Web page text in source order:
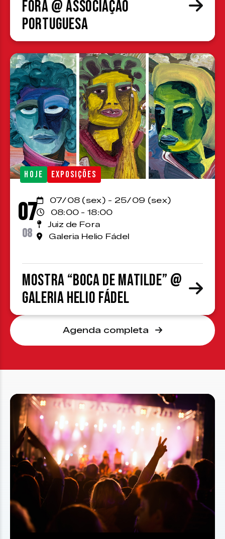
Fora @ Associação
Portuguesa
HOJE EXPOSIÇÕES
07
08
07/08 (sex) - 25/09 (sex)
08:00 - 18:00
Juiz de Fora
Galeria Helio Fádel
Mostra “Boca de Matilde” @
Galeria Helio Fádel
Agenda completa